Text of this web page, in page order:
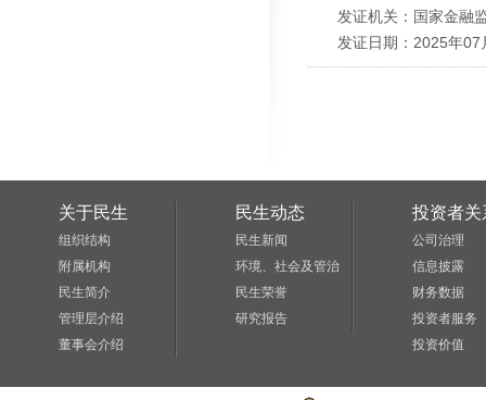
发证机关：国家金融监
发证日期：2025年07
关于民生
组织结构
附属机构
民生简介
管理层介绍
董事会介绍
民生动态
民生新闻
环境、社会及管治
民生荣誉
研究报告
投资者关
公司治理
信息披露
财务数据
投资者服务
投资价值